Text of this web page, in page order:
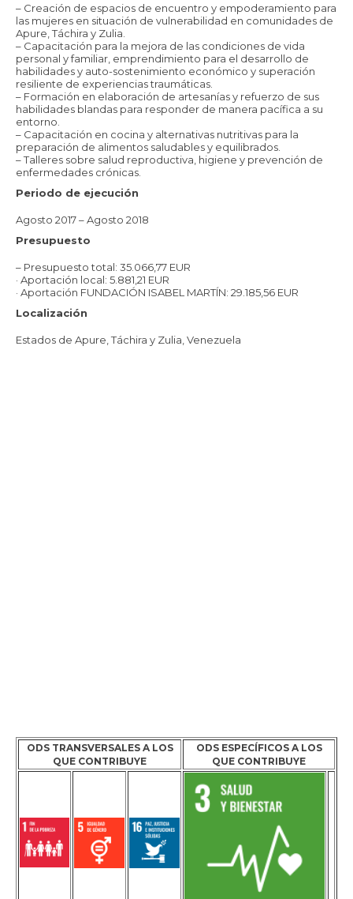
– Creación de espacios de encuentro y empoderamiento para
las mujeres en situación de vulnerabilidad en comunidades de
Apure, Táchira y Zulia.
– Capacitación para la mejora de las condiciones de vida
personal y familiar, emprendimiento para el desarrollo de
habilidades y auto-sostenimiento económico y superación
resiliente de experiencias traumáticas.
– Formación en elaboración de artesanías y refuerzo de sus
habilidades blandas para responder de manera pacífica a su
entorno.
– Capacitación en cocina y alternativas nutritivas para la
preparación de alimentos saludables y equilibrados.
– Talleres sobre salud reproductiva, higiene y prevención de
enfermedades crónicas.
Periodo de ejecución
Agosto 2017 – Agosto 2018
Presupuesto
– Presupuesto total: 35.066,77 EUR
· Aportación local: 5.881,21 EUR
· Aportación FUNDACIÓN ISABEL MARTÍN: 29.185,56 EUR
Localización
Estados de Apure, Táchira y Zulia, Venezuela
ODS TRANSVERSALES A LOS
QUE CONTRIBUYE
ODS ESPECÍFICOS A LOS
QUE CONTRIBUYE